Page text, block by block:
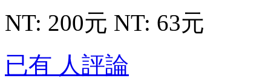
NT: 200元 NT: 63元
已有 人評論